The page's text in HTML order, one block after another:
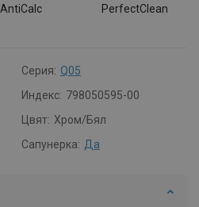
AntiCalc PerfectClean
Серия: Q05
Индекс: 798050595-00
Цвят: Хром/Бял
Сапунерка: Да